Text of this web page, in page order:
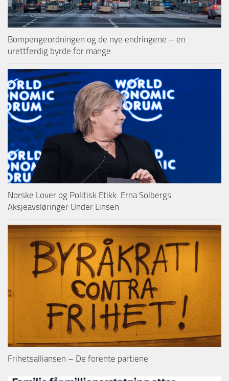
Bompengeordningen og de nye endringene – en
urettferdig byrde for mange
Norske Lover og Politisk Etikk: Erna Solbergs
Aksjeavsløringer Under Linsen
Frihetsalliansen – De forente partiene